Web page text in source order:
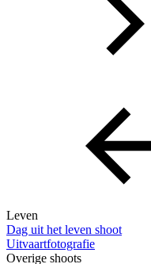
Leven
Dag uit het leven shoot
Uitvaartfotografie
Overige shoots